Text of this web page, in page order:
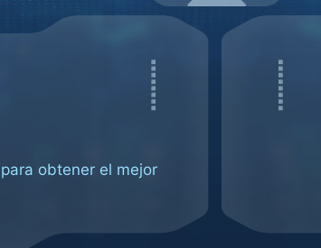
obtener el mejor